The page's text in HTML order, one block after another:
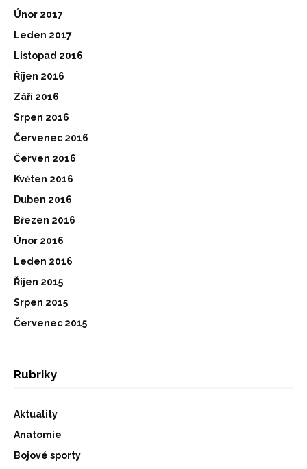
Únor 2017
Leden 2017
Listopad 2016
Říjen 2016
Září 2016
Srpen 2016
Červenec 2016
Červen 2016
Květen 2016
Duben 2016
Březen 2016
Únor 2016
Leden 2016
Říjen 2015
Srpen 2015
Červenec 2015
Rubriky
Aktuality
Anatomie
Bojové sporty